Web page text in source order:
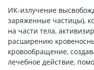
ИК-излучение
заряженные частицы),
на части тела,
расширению
кровообращение,
лечебное действие,